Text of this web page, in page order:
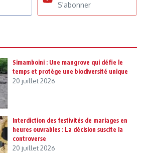
S'abonner
Simamboini : Une mangrove qui défie le
temps et protège une biodiversité unique
20 juillet 2026
Interdiction des festivités de mariages en
heures ouvrables : La décision suscite la
controverse
20 juillet 2026